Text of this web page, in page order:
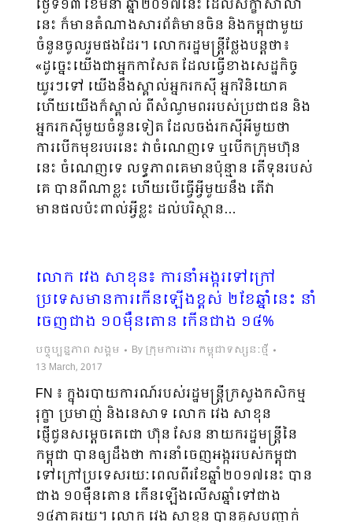
ថ្ងៃទី១៣ ខែមីនា ឆ្នាំ២០១៧នេះ ដែលសិក្ខាសាលា
នេះ ក៏មានតំណាងសារព័ត៌មានចិន និងកម្ពុជាមួយ
ចំនួនចូលរួមផងដែរ។ លោករដ្ឋមន្ដ្រីថ្លែងបន្ដថា៖
«ដូច្នេះយើងជាអ្នកកាសែត ដែលធ្វើខាងសេដ្ឋកិច្ច
យូរៗទៅ យើងនឹងស្គាល់អ្នករកស៊ី អ្នកវិនិយោគ
ហើយយើងក៏ស្គាល់ ពីសំណូមពររបស់ប្រជាជន និង
អ្នករកស៊ីមួយចំនួនទៀត ដែលចង់រកស៊ីអីមួយថា
ការបើកមុខរបរនេះ វាចំណេញទេ ឬបើកក្រុមហ៊ុន
នេះ ចំណេញទេ លទ្ធភាពគេមានប៉ុន្មាន តើទុនរបស់
គេ បានពីណាខ្លះ ហើយបើធ្វើអ្វីមួយនឹង តើវា
មានផលប៉ះពាល់អ្វីខ្លះ ដល់បរិស្ថាន…
​លោក វេង សាខុន៖ ការនាំអង្ករទៅក្រៅ
ប្រទេស​មានការកើន​ឡើងខ្ពស់ ២ខែឆ្នាំនេះ នាំ
ចេញជាង ១០ម៉ឺនតោន កើនជាង ១៤%
បច្ចុប្បន្នភាព សង្គម By ក្រុមការងារ កម្ពុជាទស្សនៈថ្មី
13 March, 2017
FN ៖ ក្នុងរបាយការណ៍របស់រដ្ឋមន្រ្តីក្រសួងកសិកម្ម
រុក្ខា ប្រមាញ់ និងនេសាទ លោក វេង សាខុន
ផ្ញើជូនសម្តេចតេជោ ហ៊ុន សែន នាយករដ្ឋមន្រ្តីនៃ
កម្ពុជា បានឲ្យដឹងថា ការនាំចេញអង្កររបស់កម្ពុជា
ទៅក្រៅប្រទេសរយៈពេលពីរខែឆ្នាំ២០១៧នេះ បាន
ជាង ១០ម៉ឺនតោន កើនឡើងលើសឆ្នាំទៅជាង
១៤ភាគរយ។ លោក វេង សាខុន បានគូសបញ្ជាក់